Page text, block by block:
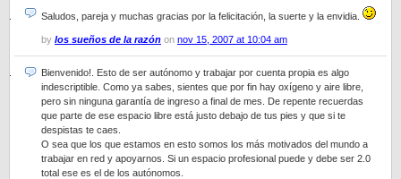
Saludos, pareja y muchas gracias por la felicitación, la suerte y la envidia.
by los sueños de la razón on nov 15, 2007 at 10:04 am
Bienvenido!. Esto de ser autónomo y trabajar por cuenta propia es algo
indescriptible. Como ya sabes, sientes que por fin hay oxígeno y aire libre,
pero sin ninguna garantía de ingreso a final de mes. De repente recuerdas
que parte de ese espacio libre está justo debajo de tus pies y que si te
despistas te caes.
O sea que los que estamos en esto somos los más motivados del mundo a
trabajar en red y apoyarnos. Si un espacio profesional puede y debe ser 2.0
total ese es el de los autónomos.